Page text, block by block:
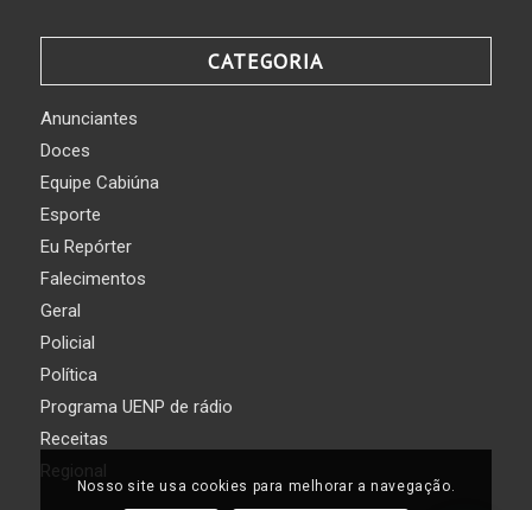
CATEGORIA
Anunciantes
Doces
Equipe Cabiúna
Esporte
Eu Repórter
Falecimentos
Geral
Policial
Política
Programa UENP de rádio
Receitas
Regional
Nosso site usa cookies para melhorar a navegação.